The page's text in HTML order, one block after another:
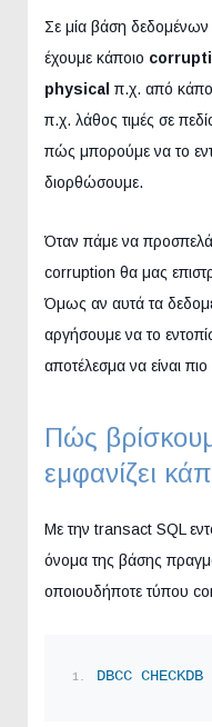
Σε μία βάση δεδομένων
έχουμε κάποιο
physical π.χ. από
π.χ. λάθος τιμές σε
πώς μπορούμε να το
διορθώσουμε.
Όταν πάμε να
corruption θα μας
Όμως αν αυτά τα
αργήσουμε να το
αποτέλεσμα να είναι
Πώς
εμφανίζει
Με την transact SQL
όνομα της βάσης
οποιουδήποτε τύπου
DBCC CHECKDB